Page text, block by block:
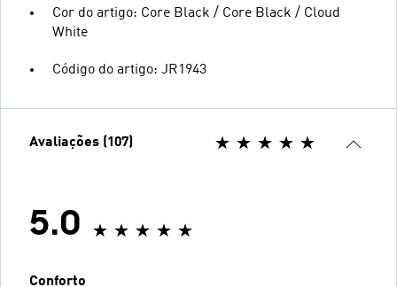
Cor do artigo: Core Black / Core Black / Cloud
White
Código do artigo: JR1943
Avaliações (107)
5.0
Conforto